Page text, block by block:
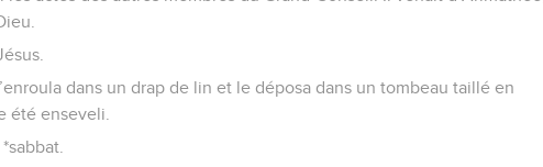
dans un drap de lin et le déposa dans un tombeau taillé en
été enseveli.